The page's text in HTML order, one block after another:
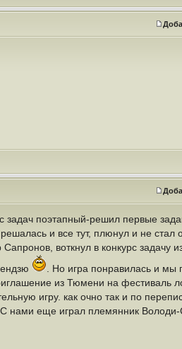
задач поэтапный-решил первые
и все тут, плюнул и не стал
воткнул в конкурс задачу
. Но игра понравилась и мы
из Тюмени на фестиваль
игру. как очно так и по
нами еще играл племянник